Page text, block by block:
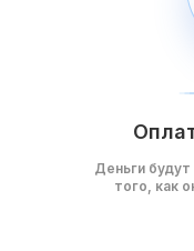
Деньги
того, как